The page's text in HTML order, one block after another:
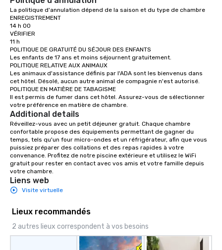
La politique d'annulation dépend de la saison et du type de chambre
ENREGISTREMENT
14 h 00
VÉRIFIER
11 h
POLITIQUE DE GRATUITÉ DU SÉJOUR DES ENFANTS
Les enfants de 17 ans et moins séjournent gratuitement.
POLITIQUE RELATIVE AUX ANIMAUX
Les animaux d'assistance définis par l'ADA sont les bienvenus dans
cet hôtel. Désolé, aucun autre animal de compagnie n'est autorisé.
POLITIQUE EN MATIÈRE DE TABAGISME
Il est permis de fumer dans cet hôtel. Assurez-vous de sélectionner
votre préférence en matière de chambre.
Additional details
Réveillez-vous avec un petit déjeuner gratuit. Chaque chambre
confortable propose des équipements permettant de gagner du
temps, tels qu'un four micro-ondes et un réfrigérateur, afin que vous
puissiez préparer des collations et des repas rapides à votre
convenance. Profitez de notre piscine extérieure et utilisez le WiFi
gratuit pour rester en contact avec vos amis et votre famille depuis
votre chambre.
Liens web
Visite virtuelle
Lieux recommandés
2 autres lieux correspondent à vos besoins